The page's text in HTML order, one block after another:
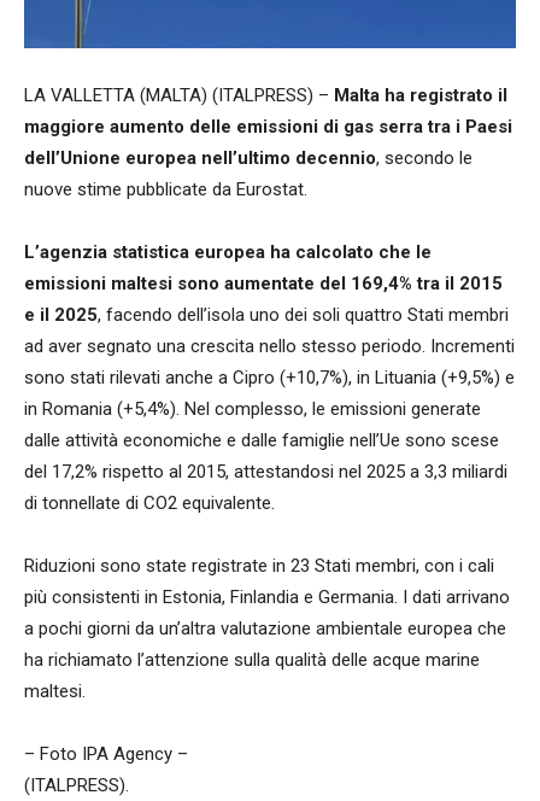
LA VALLETTA (MALTA) (ITALPRESS) – Malta ha registrato il
maggiore aumento delle emissioni di gas serra tra i Paesi
dell’Unione europea nell’ultimo decennio, secondo le
nuove stime pubblicate da Eurostat.
L’agenzia statistica europea ha calcolato che le
emissioni maltesi sono aumentate del 169,4% tra il 2015
e il 2025, facendo dell’isola uno dei soli quattro Stati membri
ad aver segnato una crescita nello stesso periodo. Incrementi
sono stati rilevati anche a Cipro (+10,7%), in Lituania (+9,5%) e
in Romania (+5,4%). Nel complesso, le emissioni generate
dalle attività economiche e dalle famiglie nell’Ue sono scese
del 17,2% rispetto al 2015, attestandosi nel 2025 a 3,3 miliardi
di tonnellate di CO2 equivalente.
Riduzioni sono state registrate in 23 Stati membri, con i cali
più consistenti in Estonia, Finlandia e Germania. I dati arrivano
a pochi giorni da un’altra valutazione ambientale europea che
ha richiamato l’attenzione sulla qualità delle acque marine
maltesi.
– Foto IPA Agency –
(ITALPRESS).